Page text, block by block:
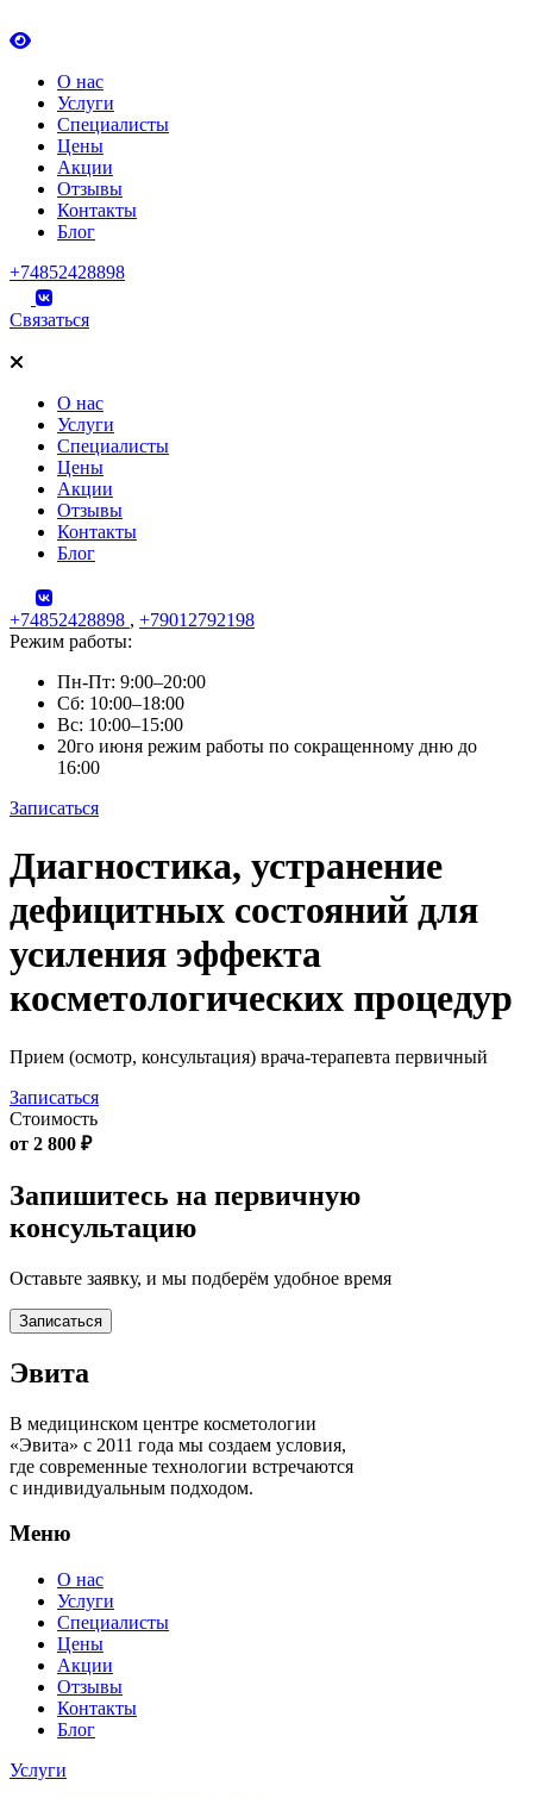
О нас
Услуги
Специалисты
Цены
Акции
Отзывы
Контакты
Блог
+74852428898
Связаться
О нас
Услуги
Специалисты
Цены
Акции
Отзывы
Контакты
Блог
+74852428898 , +79012792198
Режим работы:
Пн-Пт: 9:00–20:00
Сб: 10:00–18:00
Вс: 10:00–15:00
20го июня режим работы по сокращенному дню до
16:00
Записаться
Skip
to
content
Диагностика, устранение
дефицитных состояний для
усиления эффекта
косметологических процедур
Прием (осмотр, консультация) врача-терапевта первичный
Записаться
Стоимость
от 2 800 ₽
Запишитесь на первичную
консультацию
Оставьте заявку, и мы подберём удобное время
Записаться
Эвита
В медицинском центре косметологии
«Эвита» с 2011 года мы создаем условия,
где современные технологии встречаются
с индивидуальным подходом.
Меню
О нас
Услуги
Специалисты
Цены
Акции
Отзывы
Контакты
Блог
Услуги